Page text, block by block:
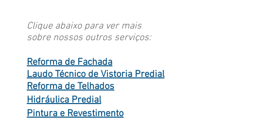
Clique abaixo para ver mais
sobre nossos outros serviços:
Reforma de Fachada
Laudo Técnico de Vistoria Predial
Reforma de Telhados
Hidráulica Predial
Pintura e Revestimento